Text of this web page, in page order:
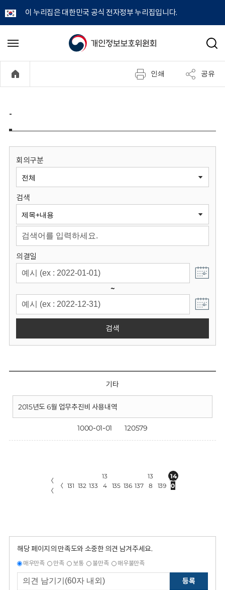
이 누리집은 대한민국 공식 전자정부 누리집입니다.
개
정
보
원
회
메
기
검
인쇄 공유
-
회의구분
검색
의결일
~
검색
기타
2015년도 6월 업무추진비 사용내역
1000-01-01 120579
〈
〈
〈 131 132 133
13
4
135 136 137
13
8
139
14
0
해당 페이지의 만족도와 소중한 의견 남겨주세요.
매우만족 만족 보통 불만족 매우불만족
등록